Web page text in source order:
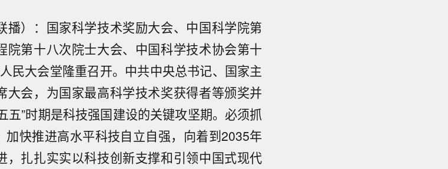
播）：国家科学技术奖励大会、中国科学院第
院第十八次院士大会、中国科学技术协会第十
民大会堂隆重召开。中共中央总书记、国家主
大会，为国家最高科学技术奖获得者等颁奖并
五”时期是科技强国建设的关键攻坚期。必须抓
快推进高水平科技自立自强，向着到2035年
，扎扎实实以科技创新支撑和引领中国式现代